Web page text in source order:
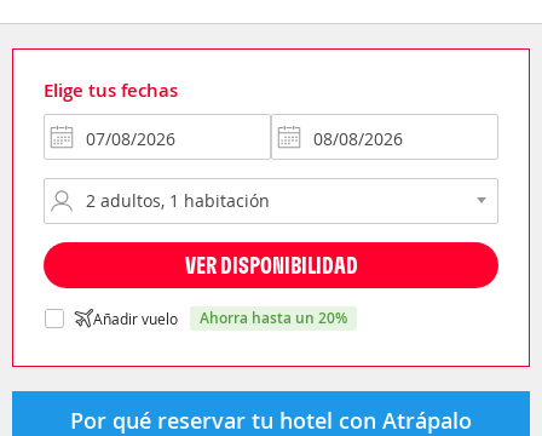
Elige tus fechas
VER DISPONIBILIDAD
Añadir vuelo ahorra hasta un 20%
Por qué reservar tu hotel con Atrápalo